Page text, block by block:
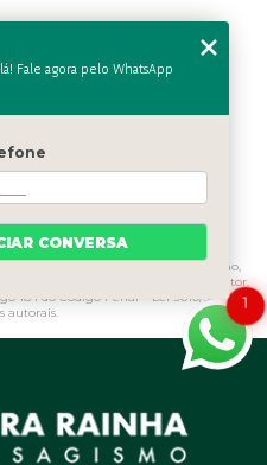
" é de direito reservado. Sua reprodução,
é proibida sem a autorização do autor.
184 do Código Penal – Lei 9610/98 - Lei
autorais.
1
Fale agora pelo WhatsApp
CONVERSA